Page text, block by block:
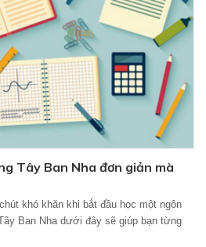
Tây Ban Nha đơn giản mà
khó khăn khi bắt đầu học một ngôn
Ban Nha dưới đây sẽ giúp bạn từng